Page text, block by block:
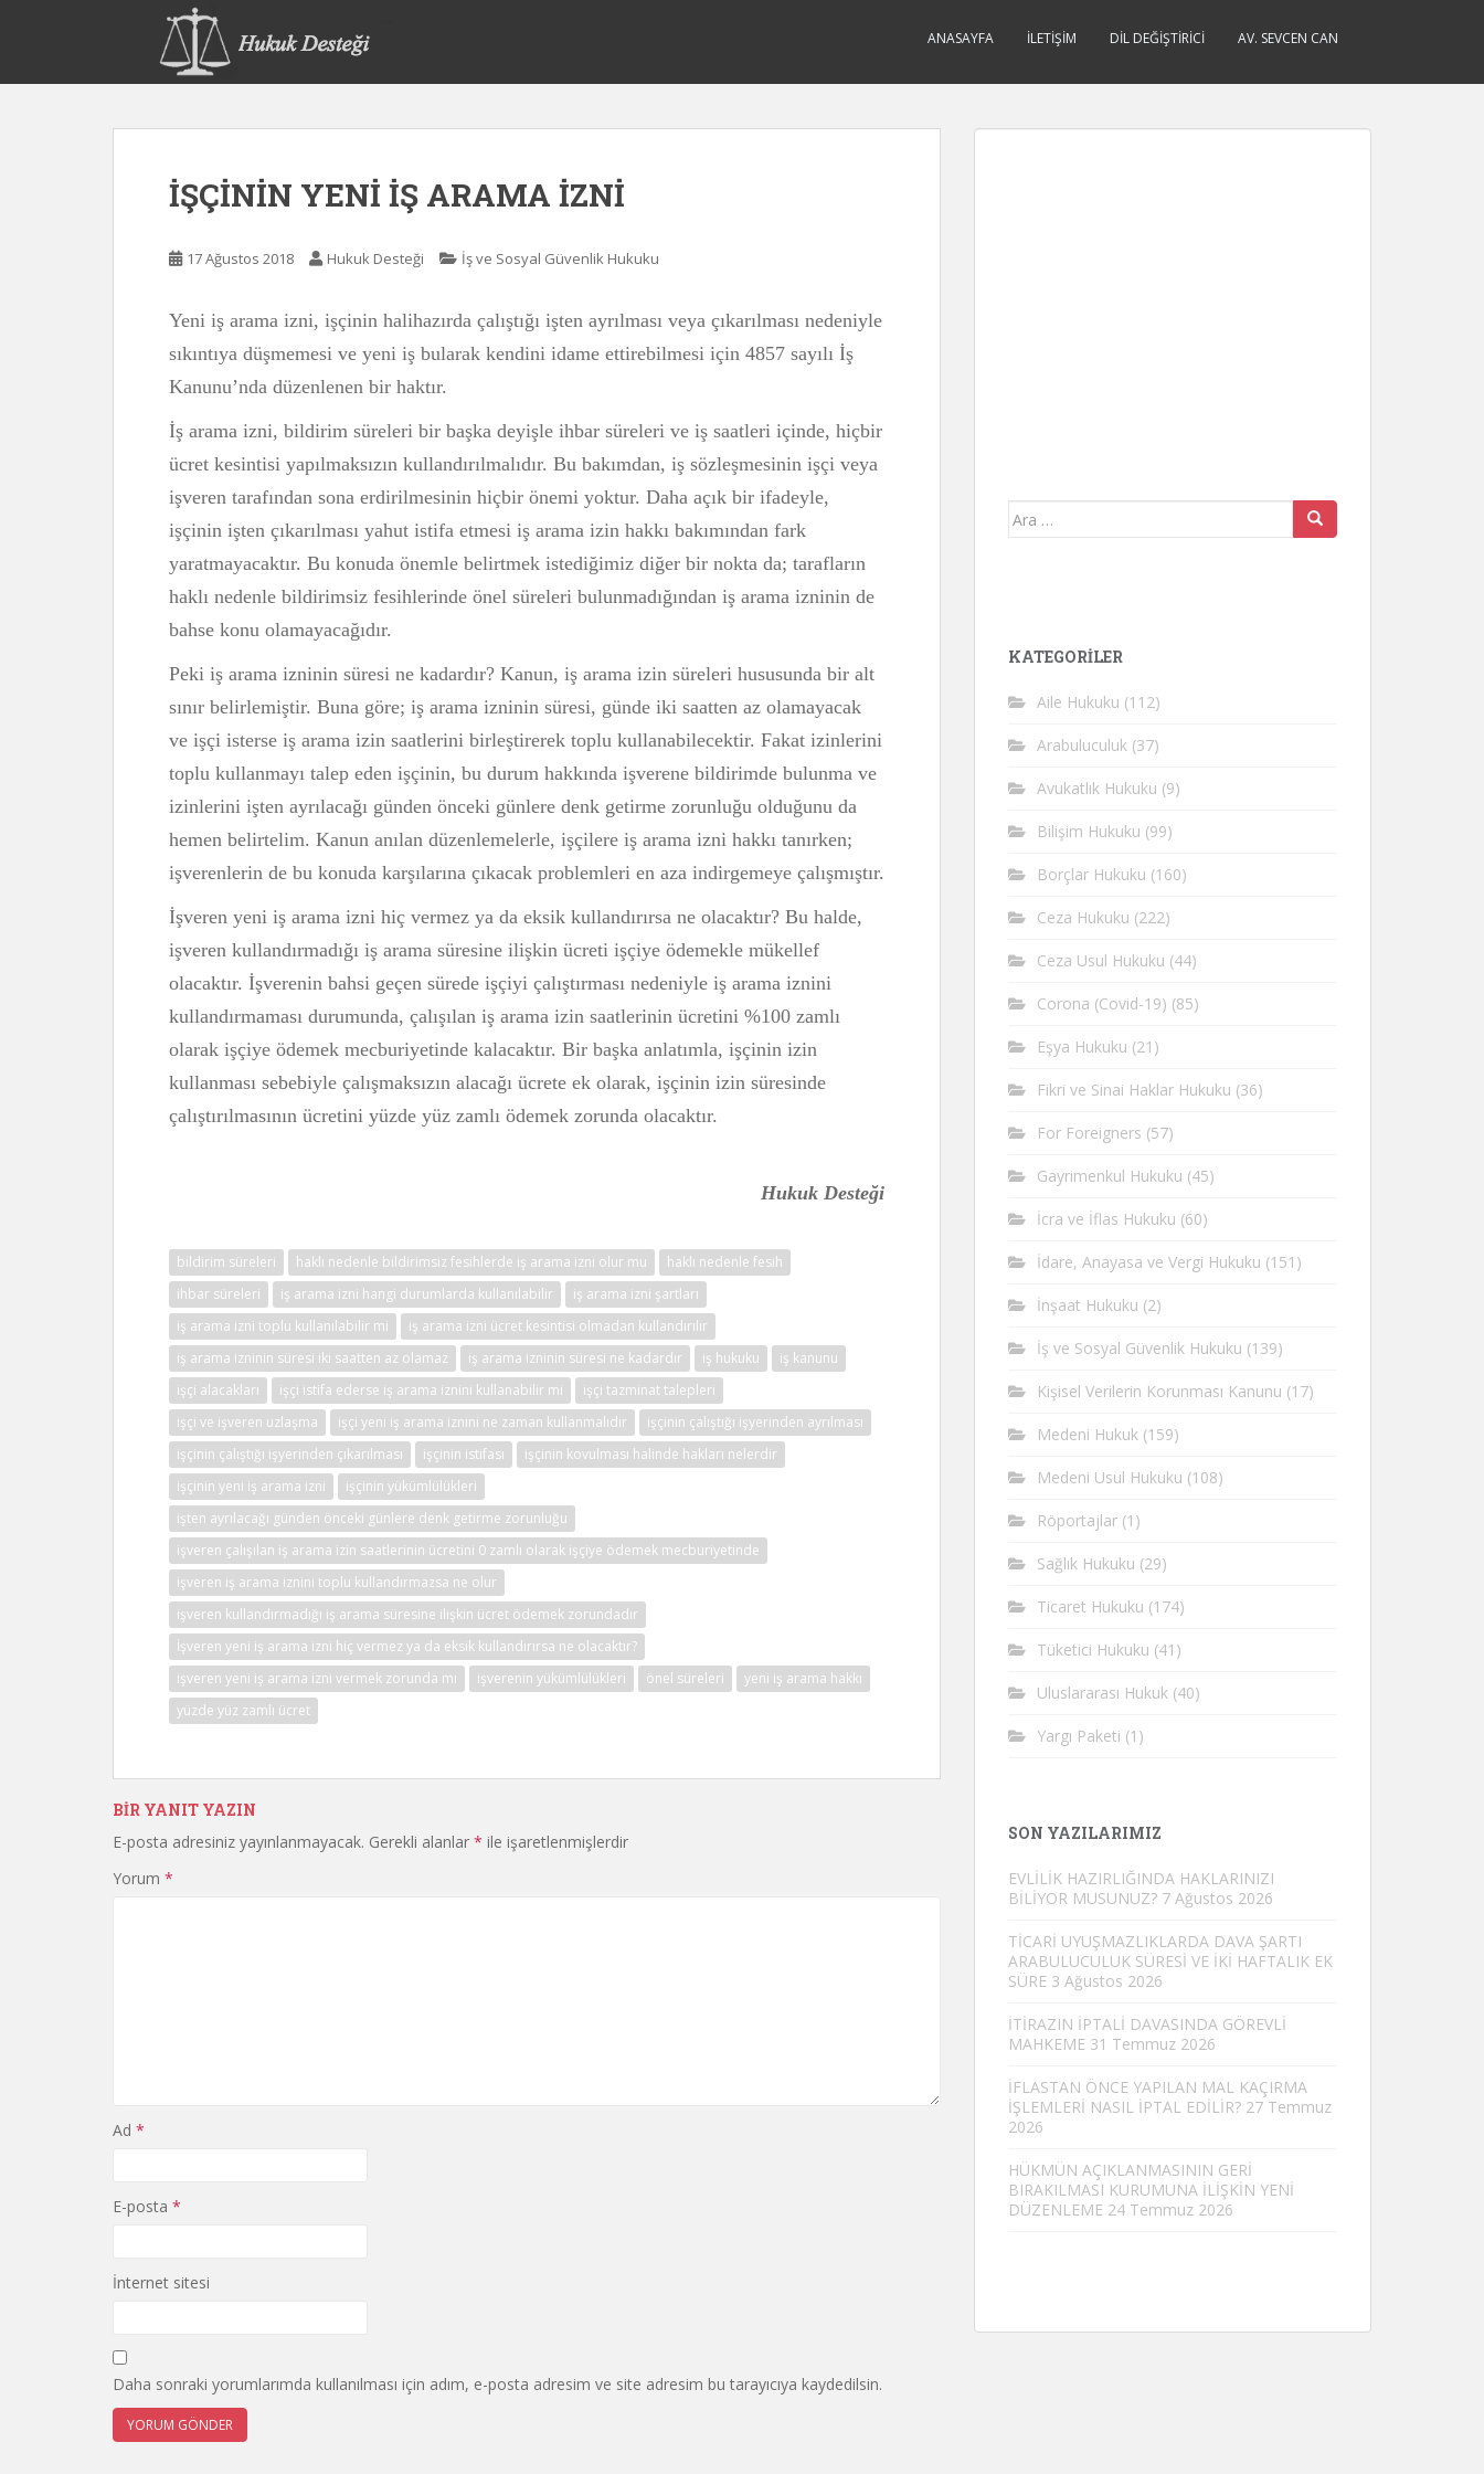
p
ANASAYFA İLETIŞIM DIL DEĞIŞTIRICI AV. SEVCEN CAN
İŞÇİNİN YENİ İŞ ARAMA İZNİ
17 Ağustos 2018 Hukuk Desteği İş ve Sosyal Güvenlik Hukuku
Yeni iş arama izni, işçinin halihazırda çalıştığı işten ayrılması veya çıkarılması nedeniyle
sıkıntıya düşmemesi ve yeni iş bularak kendini idame ettirebilmesi için 4857 sayılı İş
Kanunu’nda düzenlenen bir haktır.
İş arama izni, bildirim süreleri bir başka deyişle ihbar süreleri ve iş saatleri içinde, hiçbir
ücret kesintisi yapılmaksızın kullandırılmalıdır. Bu bakımdan, iş sözleşmesinin işçi veya
işveren tarafından sona erdirilmesinin hiçbir önemi yoktur. Daha açık bir ifadeyle,
işçinin işten çıkarılması yahut istifa etmesi iş arama izin hakkı bakımından fark
yaratmayacaktır. Bu konuda önemle belirtmek istediğimiz diğer bir nokta da; tarafların
haklı nedenle bildirimsiz fesihlerinde önel süreleri bulunmadığından iş arama izninin de
bahse konu olamayacağıdır.
Peki iş arama izninin süresi ne kadardır? Kanun, iş arama izin süreleri hususunda bir alt
sınır belirlemiştir. Buna göre; iş arama izninin süresi, günde iki saatten az olamayacak
ve işçi isterse iş arama izin saatlerini birleştirerek toplu kullanabilecektir. Fakat izinlerini
toplu kullanmayı talep eden işçinin, bu durum hakkında işverene bildirimde bulunma ve
izinlerini işten ayrılacağı günden önceki günlere denk getirme zorunluğu olduğunu da
hemen belirtelim. Kanun anılan düzenlemelerle, işçilere iş arama izni hakkı tanırken;
işverenlerin de bu konuda karşılarına çıkacak problemleri en aza indirgemeye çalışmıştır.
İşveren yeni iş arama izni hiç vermez ya da eksik kullandırırsa ne olacaktır? Bu halde,
işveren kullandırmadığı iş arama süresine ilişkin ücreti işçiye ödemekle mükellef
olacaktır. İşverenin bahsi geçen sürede işçiyi çalıştırması nedeniyle iş arama iznini
kullandırmaması durumunda, çalışılan iş arama izin saatlerinin ücretini %100 zamlı
olarak işçiye ödemek mecburiyetinde kalacaktır. Bir başka anlatımla, işçinin izin
kullanması sebebiyle çalışmaksızın alacağı ücrete ek olarak, işçinin izin süresinde
çalıştırılmasının ücretini yüzde yüz zamlı ödemek zorunda olacaktır.
Hukuk Desteği
bildirim süreleri haklı nedenle bildirimsiz fesihlerde iş arama izni olur mu
haklı nedenle fesih
ihbar süreleri
iş arama izni hangi durumlarda kullanılabilir
iş arama izni şartları
iş arama izni toplu kullanılabilir mi
iş arama izni ücret kesintisi olmadan kullandırılır
iş arama izninin süresi iki saatten az olamaz
iş arama izninin süresi ne kadardır iş hukuku
iş kanunu
işçi alacakları
işçi istifa ederse iş arama iznini kullanabilir mi
işçi tazminat talepleri
işçi ve işveren uzlaşma
işçi yeni iş arama iznini ne zaman kullanmalıdır
işçinin çalıştığı işyerinden ayrılması
işçinin çalıştığı işyerinden çıkarılması
işçinin istifası
işçinin kovulması halinde hakları nelerdir
işçinin yeni iş arama izni
işçinin yükümlülükleri
işten ayrılacağı günden önceki günlere denk getirme zorunluğu
işveren çalışılan iş arama izin saatlerinin ücretini 0 zamlı olarak işçiye ödemek mecburiyetinde
işveren iş arama iznini toplu kullandırmazsa ne olur
işveren kullandırmadığı iş arama süresine ilişkin ücret ödemek zorundadır
İşveren yeni iş arama izni hiç vermez ya da eksik kullandırırsa ne olacaktır?
işveren yeni iş arama izni vermek zorunda mı
işverenin yükümlülükleri önel süreleri
yeni iş arama hakkı
yüzde yüz zamlı ücret
BIR YANIT YAZIN
E-posta adresiniz yayınlanmayacak. Gerekli alanlar * ile işaretlenmişlerdir
Yorum *
Ad *
E-posta *
İnternet sitesi
Daha sonraki yorumlarımda kullanılması için adım, e-posta adresim ve site adresim bu tarayıcıya kaydedilsin.
Arama
KATEGORİLER
Aile Hukuku (112)
Arabuluculuk (37)
Avukatlık Hukuku (9)
Bilişim Hukuku (99)
Borçlar Hukuku (160)
Ceza Hukuku (222)
Ceza Usul Hukuku (44)
Corona (Covid-19) (85)
Eşya Hukuku (21)
Fikri ve Sinai Haklar Hukuku (36)
For Foreigners (57)
Gayrimenkul Hukuku (45)
İcra ve İflas Hukuku (60)
İdare, Anayasa ve Vergi Hukuku (151)
İnşaat Hukuku (2)
İş ve Sosyal Güvenlik Hukuku (139)
Kişisel Verilerin Korunması Kanunu (17)
Medeni Hukuk (159)
Medeni Usul Hukuku (108)
Röportajlar (1)
Sağlık Hukuku (29)
Ticaret Hukuku (174)
Tüketici Hukuku (41)
Uluslararası Hukuk (40)
Yargı Paketi (1)
SON YAZILARIMIZ
EVLİLİK HAZIRLIĞINDA HAKLARINIZI
BİLİYOR MUSUNUZ? 7 Ağustos 2026
TİCARİ UYUŞMAZLIKLARDA DAVA ŞARTI
ARABULUCULUK SÜRESİ VE İKİ HAFTALIK EK
SÜRE 3 Ağustos 2026
İTİRAZIN İPTALİ DAVASINDA GÖREVLİ
MAHKEME 31 Temmuz 2026
İFLASTAN ÖNCE YAPILAN MAL KAÇIRMA
İŞLEMLERİ NASIL İPTAL EDİLİR? 27 Temmuz
2026
HÜKMÜN AÇIKLANMASININ GERİ
BIRAKILMASI KURUMUNA İLİŞKİN YENİ
DÜZENLEME 24 Temmuz 2026